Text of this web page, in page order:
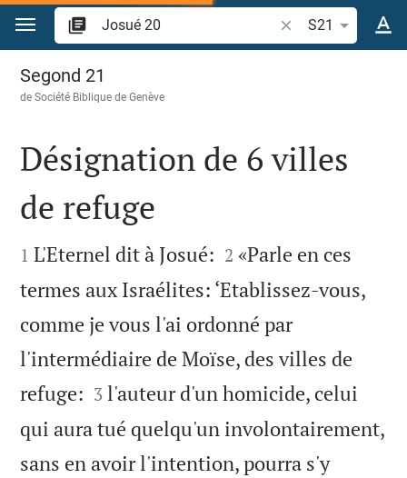
Aller vers contenu
Recherche d'un
S21
Josué 20
Segond 21
deSociété Biblique de Genève

Désignation de 6 villes
de refuge

1 L'Eternel dit à Josué: 

2 «Parle en ces
termes aux Israélites: ‘Etablissez-vous,
comme je vous l'ai ordonné par
l'intermédiaire de Moïse, des villes de
refuge: 

3 l'auteur d'un homicide, celui
qui aura tué quelqu'un involontairement,
sans en avoir l'intention, pourra s'y